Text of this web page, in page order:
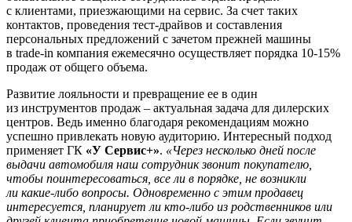
с клиентами, приезжающими на сервис. За счет таких
контактов, проведения тест-драйвов и составления
персональных предложений с зачетом прежней машины
в trade-in компания ежемесячно осуществляет порядка 10-15%
продаж от общего объема.
Развитие лояльности и превращение ее в один
из инструментов продаж – актуальная задача для дилерских
центров. Ведь именно благодаря рекомендациям можно
успешно привлекать новую аудиторию. Интересный подход
применяет ГК «У Сервис+». «Через несколько дней после
выдачи автомобиля наш сотрудник звонит покупателю,
чтобы поинтересоваться, все ли в порядке, не возникли
ли какие-либо вопросы. Одновременно с этим продавец
интересуется, планирует ли кто-либо из родственников или